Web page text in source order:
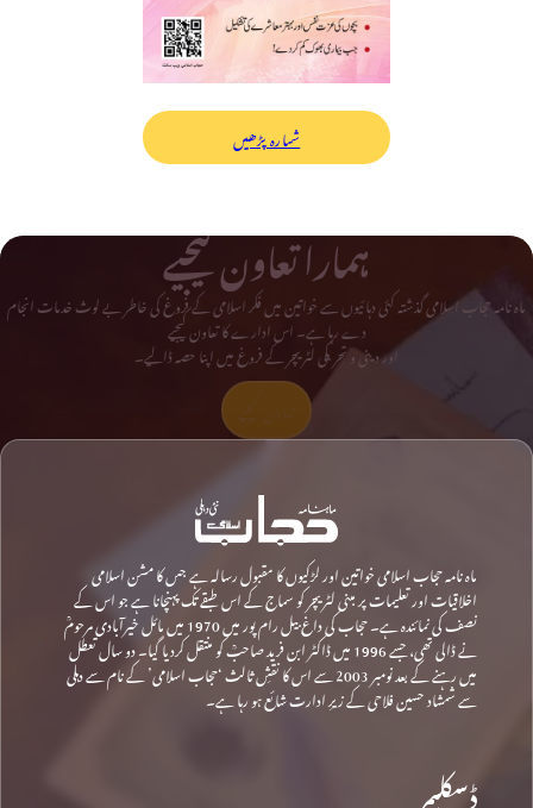
شمارہ پڑھیں
ہمارا تعاون کیجیے
ماہ نامہ حجاب اسلامی گذشتہ کئی دہائیوں سے خواتین میں فکر اسلامی کے فروغ کی خاطر بے لوث خدمات انجام
دے رہا ہے۔ اس ادارے کا تعاون کیجیے
اور دینی و تحریکی لٹریچر کے فروغ میں اپنا حصہ ڈالیے۔
ماہ نامہ حجاب اسلامی خواتین اور لڑکیوں کا مقبول رسالہ ہے جس کا مشن اسلامی
اخلاقیات اور تعلیمات پر مبنی لٹریچر کو سماج کے اس طبقے تک پہنچانا ہے جو اس کے
نصف کی نمائندہ ہے۔ حجاب کی داغ بیل رام پور میں 1970 میں مائل خیرآبادی مرحومؒ
نے ڈالی تھی، جسے 1996 میں ڈاکٹر ابن فرید صاحبؒ کو منتقل کردیا گیا۔ دو سال تعطل
میں رہنے کے بعد نومبر 2003 سے اس کا نقشِ ثالث ‘حجاب اسلامی’ کے نام سے دہلی
سے شمشاد حسین فلاحی کے زیرِ ادارت شائع ہو رہا ہے۔
ڈسکلیمر